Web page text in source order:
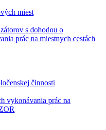
miest
s dohodou o
prác na miestnych cestách
činnosti
vykonávania prác na